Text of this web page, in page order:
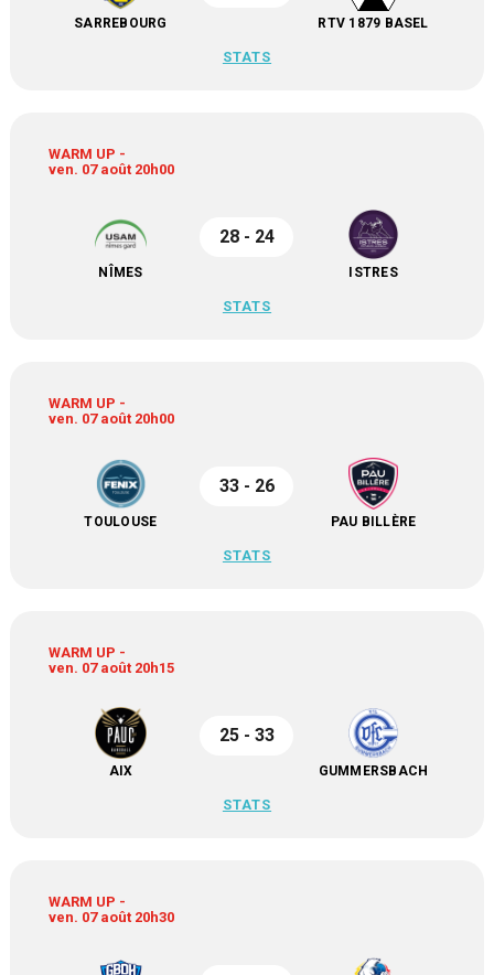
SARREBOURG RTV 1879 BASEL
STATS
WARM UP -
ven. 07 août 20h00
NÎMES
28 - 24
ISTRES
STATS
WARM UP -
ven. 07 août 20h00
TOULOUSE
33 - 26
PAU BILLÈRE
STATS
WARM UP -
ven. 07 août 20h15
AIX
25 - 33
GUMMERSBACH
STATS
WARM UP -
ven. 07 août 20h30